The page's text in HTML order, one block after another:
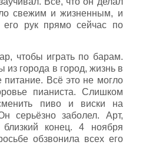
свежим и жизненным, и
его рук прямо сейчас по
чтобы играть по барам.
из города в город, жизнь в
питание. Всё это не могло
пианиста. Слишком
пиво и виски на
серьёзно заболел. Арт,
близкий конец. 4 ноября
обзвонила всех его